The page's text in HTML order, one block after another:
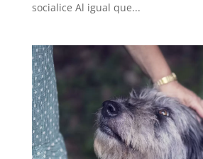
socialice Al igual que...